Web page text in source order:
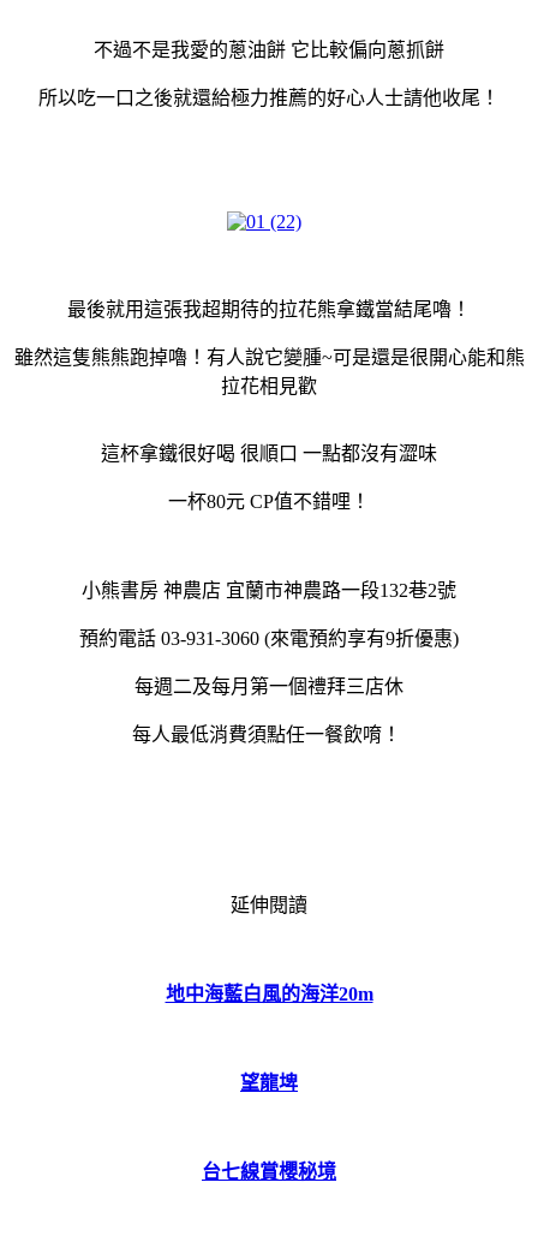
不過不是我愛的蔥油餅 它比較偏向蔥抓餅
所以吃一口之後就還給極力推薦的好心人士請他收尾！
最後就用這張我超期待的拉花熊拿鐵當結尾嚕！
雖然這隻熊熊跑掉嚕！有人說它變腫~可是還是很開心能和熊
拉花相見歡
這杯拿鐵很好喝 很順口 一點都沒有澀味
一杯80元 CP值不錯哩！
小熊書房 神農店 宜蘭市神農路一段132巷2號
預約電話 03-931-3060 (來電預約享有9折優惠)
每週二及每月第一個禮拜三店休
每人最低消費須點任一餐飲唷！
延伸閱讀
地中海藍白風的海洋20m
望龍埤
台七線賞櫻秘境